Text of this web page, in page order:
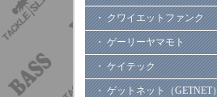
・ クワイエットファンク
・ ゲーリーヤマモト
・ ケイテック
・ ゲットネット（GETNET）